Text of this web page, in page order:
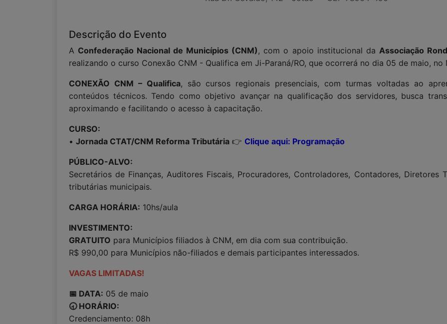
Descrição do Evento
A Confederação Nacional de Municípios (CNM), com o apoio institucional da Associação
realizando o curso Conexão CNM - Qualifica em Ji-Paraná/RO, que ocorrerá no dia 05 de maio, no
CONEXÃO CNM – Qualifica, são cursos regionais presenciais, com turmas voltadas ao
conteúdos técnicos. Tendo como objetivo avançar na qualificação dos servidores, busca
aproximando e facilitando o acesso à capacitação.
CURSO:
• Jornada CTAT/CNM Reforma Tributária 👉 Clique aqui: Programação
PÚBLICO-ALVO:
Secretários de Finanças, Auditores Fiscais, Procuradores, Controladores, Contadores, Diretores
tributárias municipais.
CARGA HORÁRIA: 10hs/aula
INVESTIMENTO:
GRATUITO para Municípios filiados à CNM, em dia com sua contribuição.
R$ 990,00 para Municípios não-filiados e demais participantes interessados.
VAGAS LIMITADAS!
📅 DATA: 05 de maio
🕣 HORÁRIO:
Credenciamento: 08h